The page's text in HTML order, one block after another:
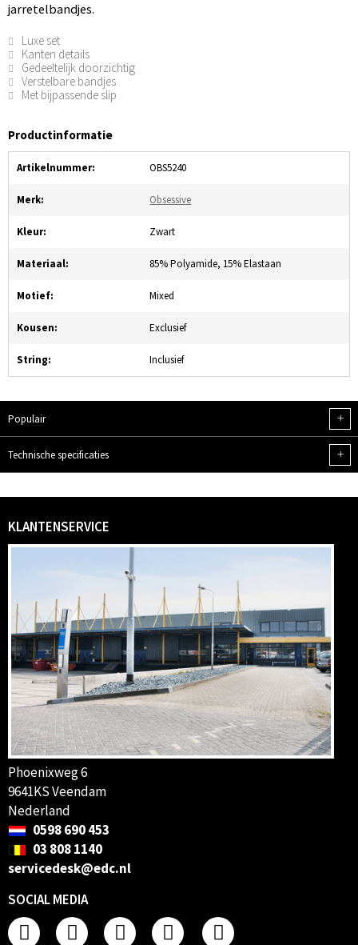
jarretelbandjes.
Luxe set
Kanten details
Gedeeltelijk doorzichtig
Verstelbare bandjes
Met bijpassende slip
Productinformatie
Artikelnummer: OBS5240
Merk: Obsessive
Kleur: Zwart
Materiaal: 85% Polyamide, 15% Elastaan
Motief: Mixed
Kousen: Exclusief
String: Inclusief
Populair +
Technische specificaties +
KLANTENSERVICE
Phoenixweg 6
9641KS Veendam
Nederland
0598 690 453
03 808 1140
servicedesk@edc.nl
SOCIAL MEDIA